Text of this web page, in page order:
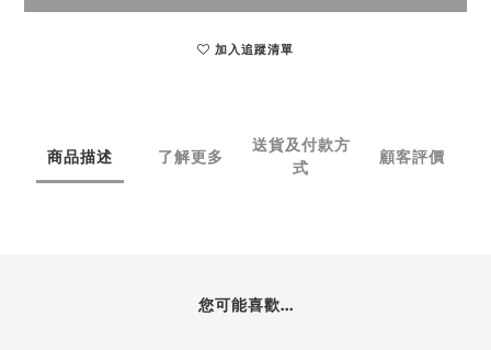
加入追蹤清單
商品描述 了解更多
送貨及付款方
式
顧客評價
您可能喜歡...